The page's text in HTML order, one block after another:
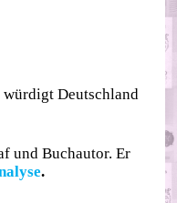
Deutschland
und Buchautor. Er
.